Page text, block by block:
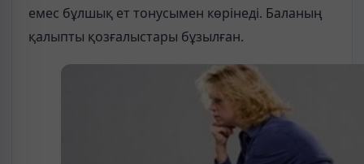
емес бұлшық ет тонусымен көрінеді. Баланың
қалыпты қозғалыстары бұзылған.